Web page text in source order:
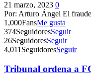
21 marzo, 2023 0
Por: Arturo Ángel El
1,000FansMe gusta
374SeguidoresSeguir
26SeguidoresSeguir
4,011 SeguidoresSeguir
Tribunal ordena a